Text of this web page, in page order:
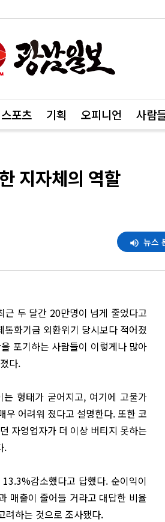
스포츠 기획 오피니언 사람
지자체의 역할
뉴스
근 두 달간 20만명이 넘게 줄었다고
화기금 외환위기 당시보다 적어졌
포기하는 사람들이 이렇게나 많아
다.
형태가 굳어지고, 여기에 고물가
우 어려워 졌다고 설명한다. 또한 코
자영업자가 더 이상 버티지 못하는
.
감소했다고 답했다. 순이익이
매출이 줄어들 거라고 대답한 비율
려하는 것으로 조사됐다.